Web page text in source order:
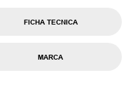
FICHA TECNICA
MARCA